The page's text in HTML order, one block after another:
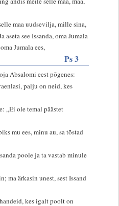
maa uudsevilja, mille sina,
aseta see Issanda, oma Jumala
Jumala ees,
Ps 3
Absalomi eest põgenes:
palju on neid, kes
„Ei ole temal päästet
mu ees, minu au, sa tõstad
poole ja ta vastab minule
ma ärkasin unest, sest Issand
kes igalt poolt on